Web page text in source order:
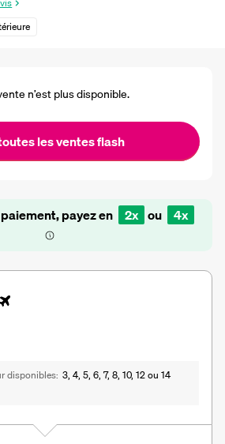
n’est plus disponible.
les ventes flash
payez en 2x ou 4x
disponibles 3, 4, 5, 6, 7, 8, 10, 12 ou 14